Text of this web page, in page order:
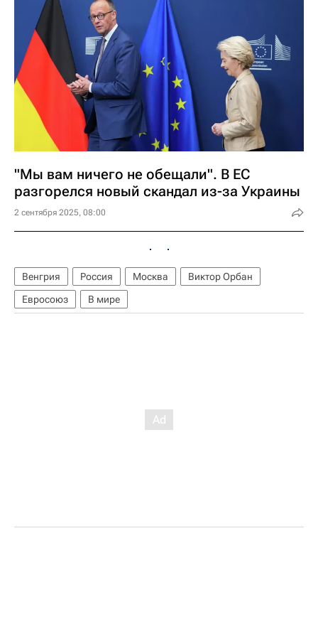
"Мы вам ничего не обещали". В ЕС
разгорелся новый скандал из-за Украины
2 сентября 2025, 08:00
Венгрия Россия Москва
Виктор Орбан
Евросоюз
В мире